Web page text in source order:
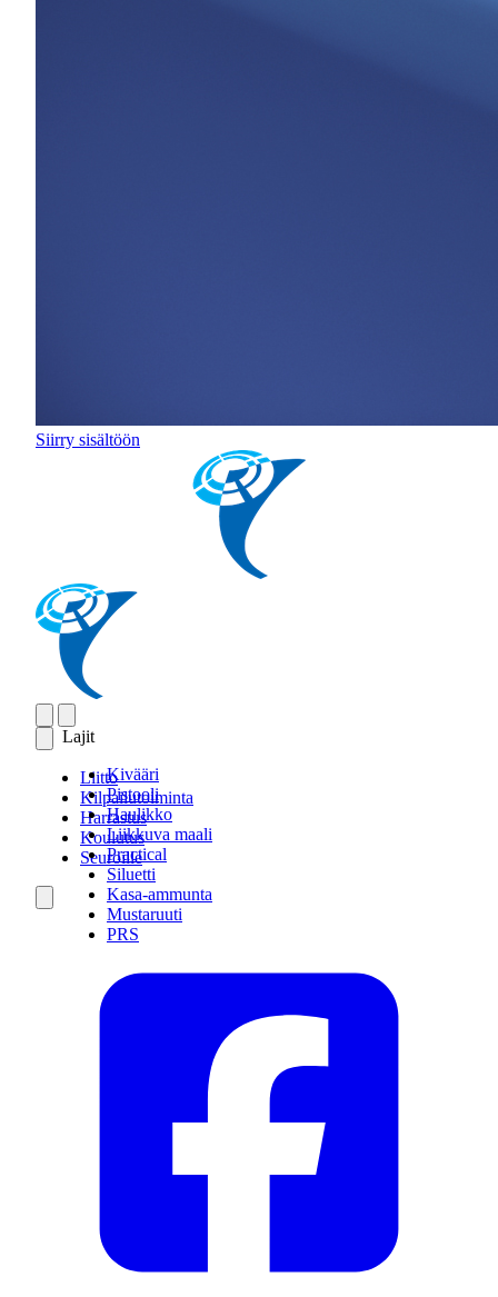
Siirry sisältöön
Lajit
Kivääri
Pistooli
Haulikko
Liikkuva maali
Practical
Siluetti
Kasa-ammunta
Mustaruuti
PRS
Liitto
Kilpailutoiminta
Harrastus
Koulutus
Seuroille